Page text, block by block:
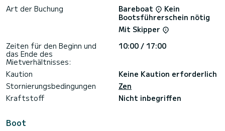
Art der Buchung Bareboat
Kein
Bootsführerschein nötig
Mit Skipper
Zeiten für den Beginn und
das Ende des
Mietverhältnisses:
10:00 / 17:00
Kaution
Keine Kaution erforderlich
Stornierungsbedingungen
Zen
Kraftstoff
Nicht inbegriffen
Boot